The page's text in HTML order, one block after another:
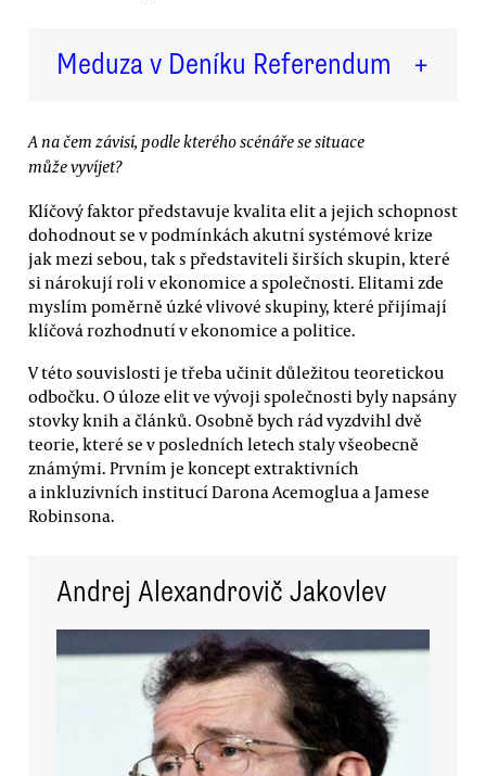
Meduza v Deníku Referendum +
A na čem závisí, podle kterého scénáře se situace
může vyvíjet?
Klíčový faktor představuje kvalita elit a jejich schopnost
dohodnout se v podmínkách akutní systémové krize
jak mezi sebou, tak s představiteli širších skupin, které
si nárokují roli v ekonomice a společnosti. Elitami zde
myslím poměrně úzké vlivové skupiny, které přijímají
klíčová rozhodnutí v ekonomice a politice.
V této souvislosti je třeba učinit důležitou teoretickou
odbočku. O úloze elit ve vývoji společnosti byly napsány
stovky knih a článků. Osobně bych rád vyzdvihl dvě
teorie, které se v posledních letech staly všeobecně
známými. Prvním je koncept extraktivních
a inkluzivních institucí Darona Acemoglua a Jamese
Robinsona.
Andrej Alexandrovič Jakovlev